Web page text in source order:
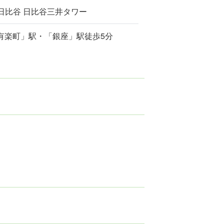
比谷 日比谷三井タワー
町」駅・「銀座」駅徒歩5分